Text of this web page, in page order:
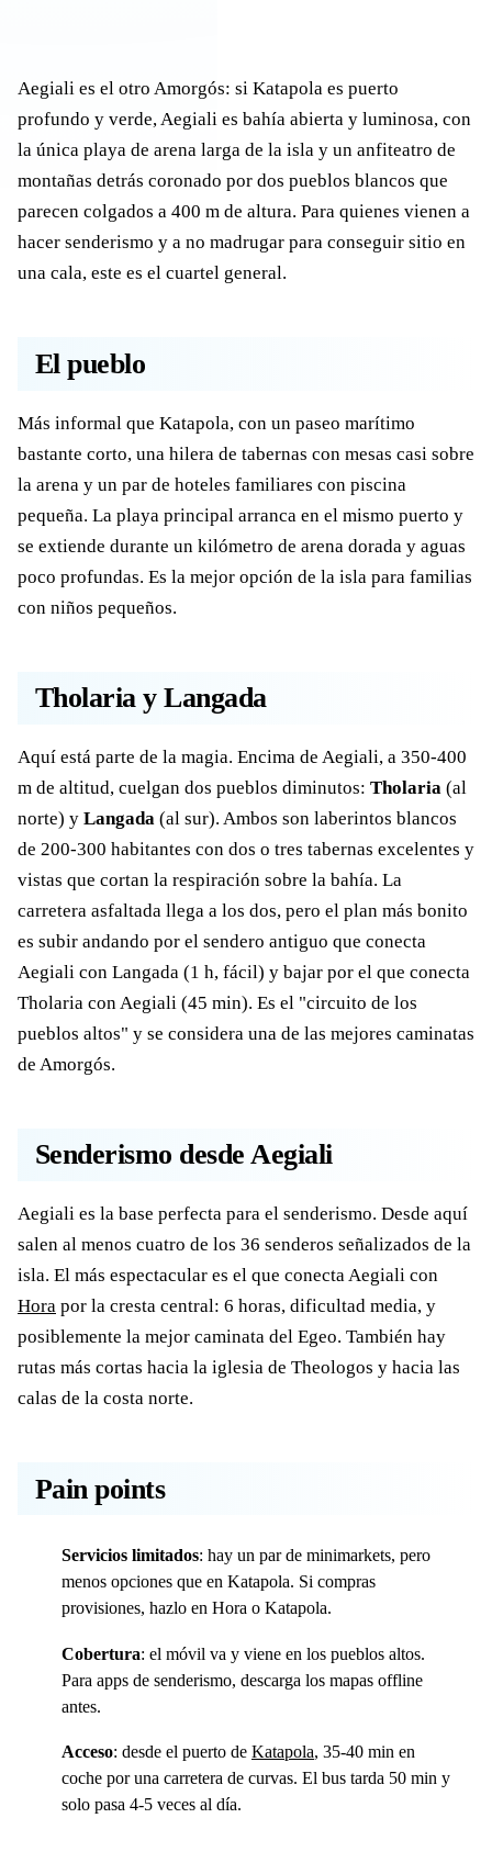
Aegiali es el otro Amorgós: si Katapola es puerto
profundo y verde, Aegiali es bahía abierta y luminosa, con
la única playa de arena larga de la isla y un anfiteatro de
montañas detrás coronado por dos pueblos blancos que
parecen colgados a 400 m de altura. Para quienes vienen a
hacer senderismo y a no madrugar para conseguir sitio en
una cala, este es el cuartel general.
El pueblo
Más informal que Katapola, con un paseo marítimo
bastante corto, una hilera de tabernas con mesas casi sobre
la arena y un par de hoteles familiares con piscina
pequeña. La playa principal arranca en el mismo puerto y
se extiende durante un kilómetro de arena dorada y aguas
poco profundas. Es la mejor opción de la isla para familias
con niños pequeños.
Tholaria y Langada
Aquí está parte de la magia. Encima de Aegiali, a 350-400
m de altitud, cuelgan dos pueblos diminutos: Tholaria (al
norte) y Langada (al sur). Ambos son laberintos blancos
de 200-300 habitantes con dos o tres tabernas excelentes y
vistas que cortan la respiración sobre la bahía. La
carretera asfaltada llega a los dos, pero el plan más bonito
es subir andando por el sendero antiguo que conecta
Aegiali con Langada (1 h, fácil) y bajar por el que conecta
Tholaria con Aegiali (45 min). Es el "circuito de los
pueblos altos" y se considera una de las mejores caminatas
de Amorgós.
Senderismo desde Aegiali
Aegiali es la base perfecta para el senderismo. Desde aquí
salen al menos cuatro de los 36 senderos señalizados de la
isla. El más espectacular es el que conecta Aegiali con
Hora por la cresta central: 6 horas, dificultad media, y
posiblemente la mejor caminata del Egeo. También hay
rutas más cortas hacia la iglesia de Theologos y hacia las
calas de la costa norte.
Pain points
Servicios limitados: hay un par de minimarkets, pero
menos opciones que en Katapola. Si compras
provisiones, hazlo en Hora o Katapola.
Cobertura: el móvil va y viene en los pueblos altos.
Para apps de senderismo, descarga los mapas offline
antes.
Acceso: desde el puerto de Katapola, 35-40 min en
coche por una carretera de curvas. El bus tarda 50 min y
solo pasa 4-5 veces al día.